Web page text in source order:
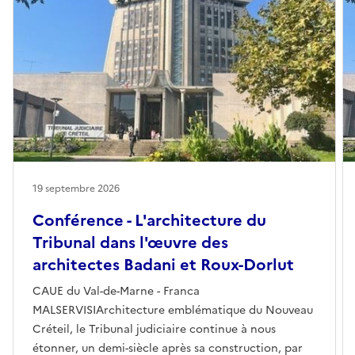
Conférence - L'architecture du
Tribunal dans l'œuvre des
architectes Badani et Roux-Dorlut
CAUE du Val-de-Marne - Franca
MALSERVISIArchitecture emblématique du Nouveau
Créteil, le Tribunal judiciaire continue à nous
étonner, un demi-siècle après sa construction, par
19 septembre 2026